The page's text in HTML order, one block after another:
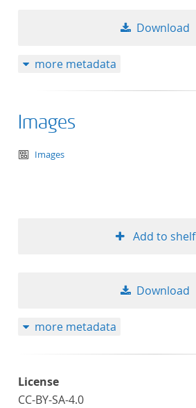
Download
more metadata
Images
text/tg.aggregation+xml
Images
Add to shelf
Download
more metadata
License
CC-BY-SA-4.0